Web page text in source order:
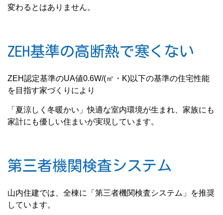
変わるとはありません。
ZEH基準の高断熱で寒くない
ZEH認定基準のUA値0.6W/(㎡・K)以下の基準の住宅性能
を目指す家づくりにより
「夏涼しく冬暖かい」快適な室内環境が生まれ、家族にも
家計にも優しい住まいが実現しています。
第三者機関検査システム
山内住建では、全棟に「第三者機関検査システム」を推奨
しています。